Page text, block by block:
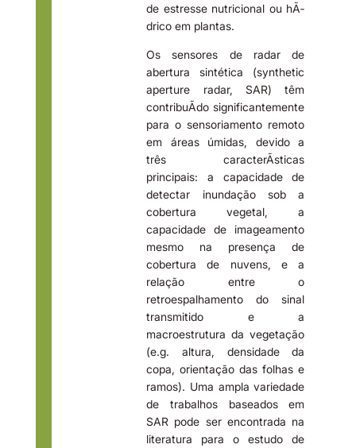
de estresse nutricional ou hÃ­
drico em plantas.
Os sensores de radar de
abertura sintética (synthetic
aperture radar, SAR) têm
contribuÃ­do significantemente
para o sensoriamento remoto
em áreas úmidas, devido a
três caracterÃ­sticas
principais: a capacidade de
detectar inundação sob a
cobertura vegetal, a
capacidade de imageamento
mesmo na presença de
cobertura de nuvens, e a
relação entre o
retroespalhamento do sinal
transmitido e a
macroestrutura da vegetação
(e.g. altura, densidade da
copa, orientação das folhas e
ramos). Uma ampla variedade
de trabalhos baseados em
SAR pode ser encontrada na
literatura para o estudo de